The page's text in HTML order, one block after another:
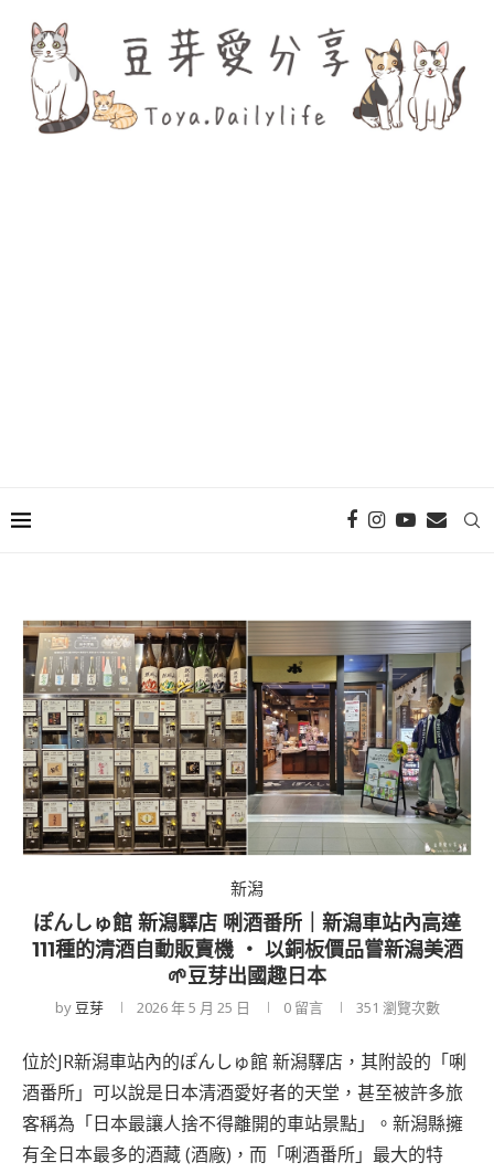
新潟
ぽんしゅ館 新潟驛店 唎酒番所｜新潟車站內高達
111種的清酒自動販賣機 ‧ 以銅板價品嘗新潟美酒
🌱豆芽出國趣日本
by 豆芽 2026 年 5 月 25 日 0 留言 351 瀏覽次數
位於JR新潟車站內的ぽんしゅ館 新潟驛店，其附設的「唎
酒番所」可以說是日本清酒愛好者的天堂，甚至被許多旅
客稱為「日本最讓人捨不得離開的車站景點」。新潟縣擁
有全日本最多的酒藏 (酒廠)，而「唎酒番所」最大的特